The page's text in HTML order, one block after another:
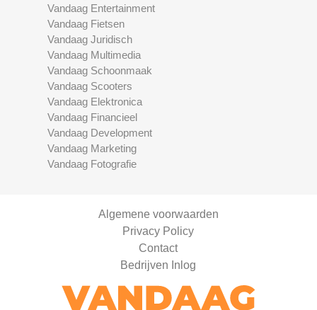
Vandaag Entertainment
Vandaag Fietsen
Vandaag Juridisch
Vandaag Multimedia
Vandaag Schoonmaak
Vandaag Scooters
Vandaag Elektronica
Vandaag Financieel
Vandaag Development
Vandaag Marketing
Vandaag Fotografie
Algemene voorwaarden
Privacy Policy
Contact
Bedrijven Inlog